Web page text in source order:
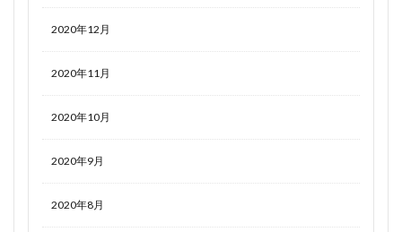
2020年12月
2020年11月
2020年10月
2020年9月
2020年8月